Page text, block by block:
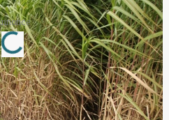
Loading...